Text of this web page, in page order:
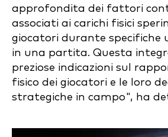
approfondita dei fattori
associati ai carichi fisici
giocatori durante specifiche
in una partita. Questa
preziose indicazioni sul
fisico dei giocatori e le loro
strategiche in campo", ha